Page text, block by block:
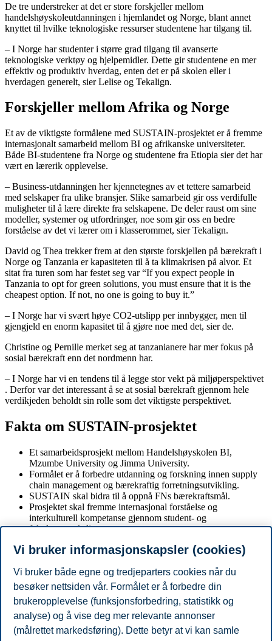
De tre understreker at det er store forskjeller mellom
handelshøyskoleutdanningen i hjemlandet og Norge, blant annet
knyttet til hvilke teknologiske ressurser studentene har tilgang til.
– I Norge har studenter i større grad tilgang til avanserte
teknologiske verktøy og hjelpemidler. Dette gir studentene en mer
effektiv og produktiv hverdag, enten det er på skolen eller i
hverdagen generelt, sier Lelise og Tekalign.
Forskjeller mellom Afrika og Norge
Et av de viktigste formålene med SUSTAIN-prosjektet er å fremme
internasjonalt samarbeid mellom BI og afrikanske universiteter.
Både BI-studentene fra Norge og studentene fra Etiopia sier det har
vært en lærerik opplevelse.
– Business-utdanningen her kjennetegnes av et tettere samarbeid
med selskaper fra ulike bransjer. Slike samarbeid gir oss verdifulle
muligheter til å lære direkte fra selskapene. De deler raust om sine
modeller, systemer og utfordringer, noe som gir oss en bedre
forståelse av det vi lærer om i klasserommet, sier Tekalign.
David og Thea trekker frem at den største forskjellen på bærekraft i
Norge og Tanzania er kapasiteten til å ta klimakrisen på alvor. Et
sitat fra turen som har festet seg var “If you expect people in
Tanzania to opt for green solutions, you must ensure that it is the
cheapest option. If not, no one is going to buy it.”
– I Norge har vi svært høye CO2-utslipp per innbygger, men til
gjengjeld en enorm kapasitet til å gjøre noe med det, sier de.
Christine og Pernille merket seg at tanzanianere har mer fokus på
sosial bærekraft enn det nordmenn har.
– I Norge har vi en tendens til å legge stor vekt på miljøperspektivet
. Derfor var det interessant å se at sosial bærekraft gjennom hele
verdikjeden beholdt sin rolle som det viktigste perspektivet.
Fakta om SUSTAIN-prosjektet
Et samarbeidsprosjekt mellom Handelshøyskolen BI,
Mzumbe University og Jimma University.
Formålet er å forbedre utdanning og forskning innen supply
chain management og bærekraftig forretningsutvikling.
SUSTAIN skal bidra til å oppnå FNs bærekraftsmål.
Prosjektet skal fremme internasjonal forståelse og
interkulturell kompetanse gjennom student- og
fakultetsutveksling.
Ved utgangen av 2023 hadde SUSTAIN gitt over 100
Les mer om SUSTAIN-prosjektet på BIs engelske nettsider her
Del artikkelen:
Vi bruker informasjonskapsler (cookies)
Vi bruker både egne og tredjeparters cookies når du
besøker nettsiden vår. Formålet er å forbedre din
brukeropplevelse (funksjonsforbedring, statistikk og
analyse) og å vise deg mer relevante annonser
(målrettet markedsføring). Dette betyr at vi kan samle